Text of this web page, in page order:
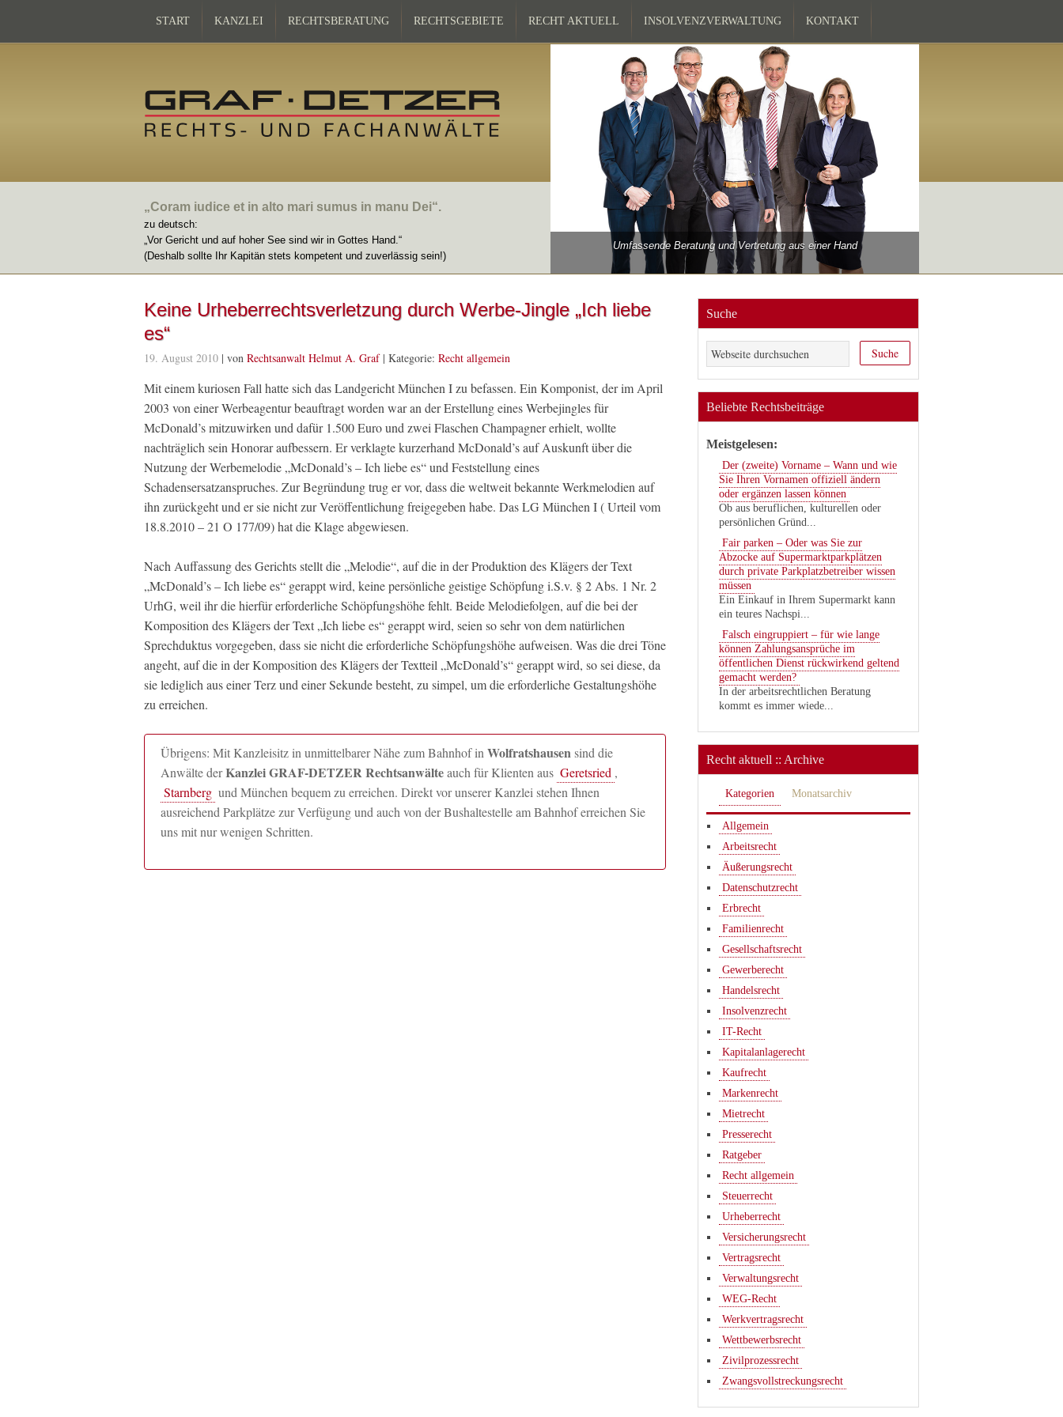
START KANZLEI RECHTSBERATUNG RECHTSGEBIETE RECHT AKTUELL INSOLVENZVERWALTUNG KONTAKT
„Coram iudice et in alto mari sumus in manu Dei“.
zu deutsch:
„Vor Gericht und auf hoher See sind wir in Gottes Hand.“
(Deshalb sollte Ihr Kapitän stets kompetent und zuverlässig sein!)
Umfassende Beratung und Vertretung aus einer Hand
Keine Urheberrechtsverletzung durch Werbe-Jingle „Ich liebe
es“
19. August 2010 | von Rechtsanwalt Helmut A. Graf| Kategorie: Recht allgemein
Mit einem kuriosen Fall hatte sich das Landgericht München I zu befassen. Ein Komponist, der im April
2003 von einer Werbeagentur beauftragt worden war an der Erstellung eines Werbejingles für
McDonald’s mitzuwirken und dafür 1.500 Euro und zwei Flaschen Champagner erhielt, wollte
nachträglich sein Honorar aufbessern. Er verklagte kurzerhand McDonald’s auf Auskunft über die
Nutzung der Werbemelodie „McDonald’s – Ich liebe es“ und Feststellung eines
Schadensersatzanspruches. Zur Begründung trug er vor, dass die weltweit bekannte Werkmelodien auf
ihn zurückgeht und er sie nicht zur Veröffentlichung freigegeben habe. Das LG München I ( Urteil vom
18.8.2010 – 21 O 177/09) hat die Klage abgewiesen.
Nach Auffassung des Gerichts stellt die „Melodie“, auf die in der Produktion des Klägers der Text
„McDonald’s – Ich liebe es“ gerappt wird, keine persönliche geistige Schöpfung i.S.v. § 2 Abs. 1 Nr. 2
UrhG, weil ihr die hierfür erforderliche Schöpfungshöhe fehlt. Beide Melodiefolgen, auf die bei der
Komposition des Klägers der Text „Ich liebe es“ gerappt wird, seien so sehr von dem natürlichen
Sprechduktus vorgegeben, dass sie nicht die erforderliche Schöpfungshöhe aufweisen. Was die drei Töne
angeht, auf die in der Komposition des Klägers der Textteil „McDonald’s“ gerappt wird, so sei diese, da
sie lediglich aus einer Terz und einer Sekunde besteht, zu simpel, um die erforderliche Gestaltungshöhe
zu erreichen.
Übrigens: Mit Kanzleisitz in unmittelbarer Nähe zum Bahnhof in Wolfratshausensind die
Anwälte derKanzlei GRAF-DETZER Rechtsanwälteauch für Klienten aus Geretsried ,
Starnberg und München bequem zu erreichen. Direkt vor unserer Kanzlei stehen Ihnen
ausreichend Parkplätze zur Verfügung und auch von der Bushaltestelle am Bahnhof erreichen Sie
uns mit nur wenigen Schritten.
Suche
Beliebte Rechtsbeiträge
Meistgelesen:
Der (zweite) Vorname – Wann und wie
Sie Ihren Vornamen offiziell ändern
oder ergänzen lassen können
Ob aus beruflichen, kulturellen oder
persönlichen Gründ...
Fair parken – Oder was Sie zur
Abzocke auf Supermarktparkplätzen
durch private Parkplatzbetreiber wissen
müssen
Ein Einkauf in Ihrem Supermarkt kann
ein teures Nachspi...
Falsch eingruppiert – für wie lange
können Zahlungsansprüche im
öffentlichen Dienst rückwirkend geltend
gemacht werden?
In der arbeitsrechtlichen Beratung
kommt es immer wiede...
Recht aktuell :: Archive
Kategorien Monatsarchiv
Allgemein
Arbeitsrecht
Äußerungsrecht
Datenschutzrecht
Erbrecht
Familienrecht
Gesellschaftsrecht
Gewerberecht
Handelsrecht
Insolvenzrecht
IT-Recht
Kapitalanlagerecht
Kaufrecht
Markenrecht
Mietrecht
Presserecht
Ratgeber
Recht allgemein
Steuerrecht
Urheberrecht
Versicherungsrecht
Vertragsrecht
Verwaltungsrecht
WEG-Recht
Werkvertragsrecht
Wettbewerbsrecht
Zivilprozessrecht
Zwangsvollstreckungsrecht